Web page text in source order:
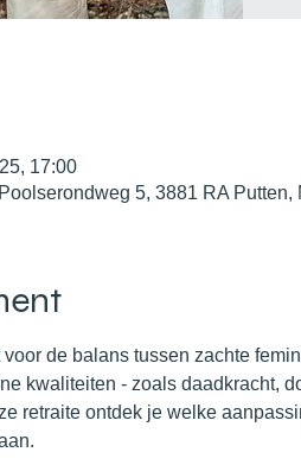
17:00
5, 3881 RA Putten,
de balans tussen zachte
kwaliteiten - zoals daadkracht,
retraite ontdek je welke